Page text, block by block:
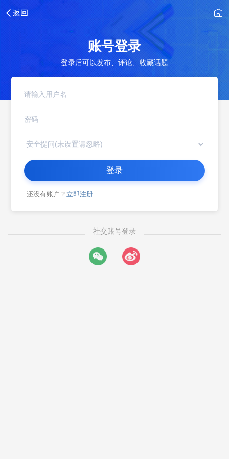
账号登录
登录后可以发布、评论、收藏话题
登录
还没有账户？ 立即注册
社交账号登录